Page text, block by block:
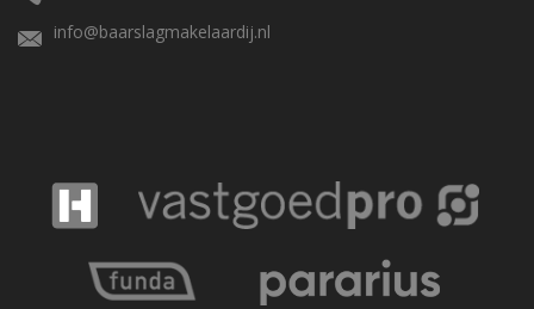
info@baarslagmakelaardij.nl